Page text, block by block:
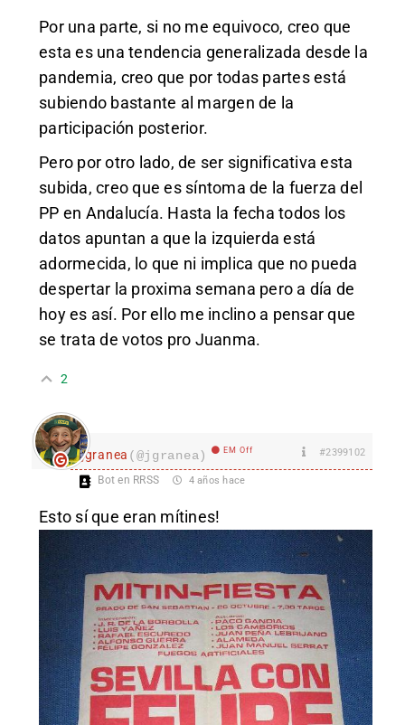
Por una parte, si no me equivoco, creo que
esta es una tendencia generalizada desde la
pandemia, creo que por todas partes está
subiendo bastante al margen de la
participación posterior.
Pero por otro lado, de ser significativa esta
subida, creo que es síntoma de la fuerza del
PP en Andalucía. Hasta la fecha todos los
datos apuntan a que la izquierda está
adormecida, lo que ni implica que no pueda
despertar la proxima semana pero a día de
hoy es así. Por ello me inclino a pensar que
se trata de votos pro Juanma.
2
jgranea (@jgranea) EM Off #2399102
Bot en RRSS 4 años hace
Esto sí que eran mítines!